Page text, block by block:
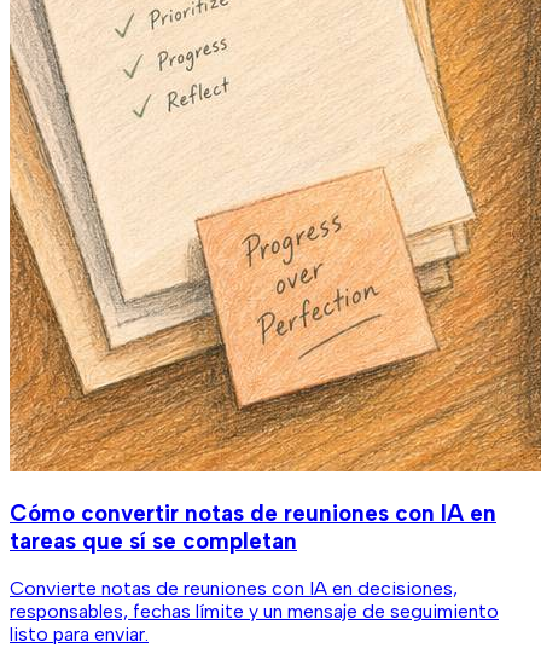
Cómo convertir notas de reuniones con IA en
tareas que sí se completan
Convierte notas de reuniones con IA en decisiones,
responsables, fechas límite y un mensaje de seguimiento
listo para enviar.